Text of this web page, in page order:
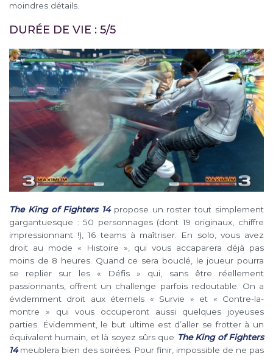
moindres détails.
DURÉE DE VIE : 5/5
The King of Fighters 14propose un roster tout simplement
gargantuesque : 50 personnages (dont 19 originaux, chiffre
impressionnant !), 16 teams à maîtriser. En solo, vous avez
droit au mode « Histoire », qui vous accaparera déjà pas
moins de 8 heures. Quand ce sera bouclé, le joueur pourra
se replier sur les « Défis » qui, sans être réellement
passionnants, offrent un challenge parfois redoutable. On a
évidemment droit aux éternels « Survie » et « Contre-la-
montre » qui vous occuperont aussi quelques joyeuses
parties. Évidemment, le but ultime est d’aller se frotter à un
équivalent humain, et là soyez sûrs que The King of Fighters
14meublera bien des soirées. Pour finir, impossible de ne pas